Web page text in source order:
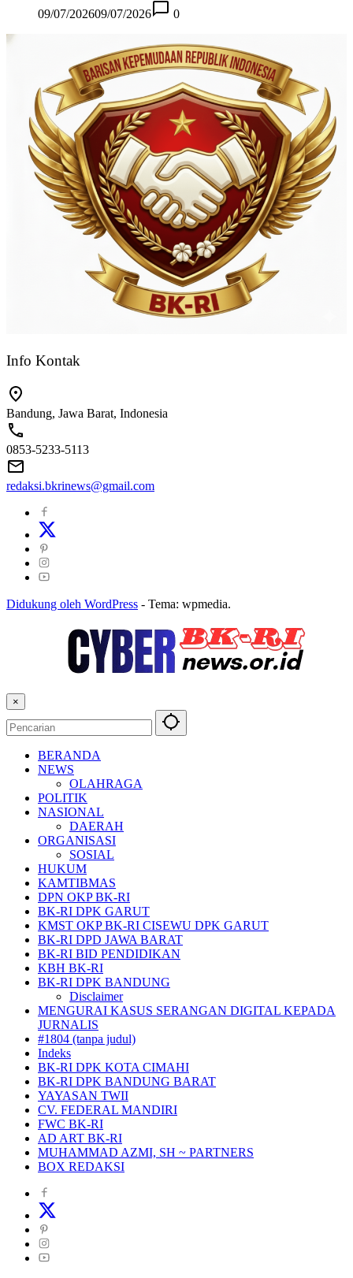
09/07/202609/07/2026 0
Info Kontak
Bandung, Jawa Barat, Indonesia
0853-5233-5113
redaksi.bkrinews@gmail.com
Didukung oleh WordPress - Tema: wpmedia.
×
BERANDA
NEWS
OLAHRAGA
POLITIK
NASIONAL
DAERAH
ORGANISASI
SOSIAL
HUKUM
KAMTIBMAS
DPN OKP BK-RI
BK-RI DPK GARUT
KMST OKP BK-RI CISEWU DPK GARUT
BK-RI DPD JAWA BARAT
BK-RI BID PENDIDIKAN
KBH BK-RI
BK-RI DPK BANDUNG
Disclaimer
MENGURAI KASUS SERANGAN DIGITAL KEPADA
JURNALIS
#1804 (tanpa judul)
Indeks
BK-RI DPK KOTA CIMAHI
BK-RI DPK BANDUNG BARAT
YAYASAN TWII
CV. FEDERAL MANDIRI
FWC BK-RI
AD ART BK-RI
MUHAMMAD AZMI, SH ~ PARTNERS
BOX REDAKSI